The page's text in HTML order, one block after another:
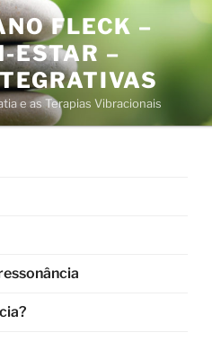
FLECK –
ESTAR –
e as Terapias Vibracionais